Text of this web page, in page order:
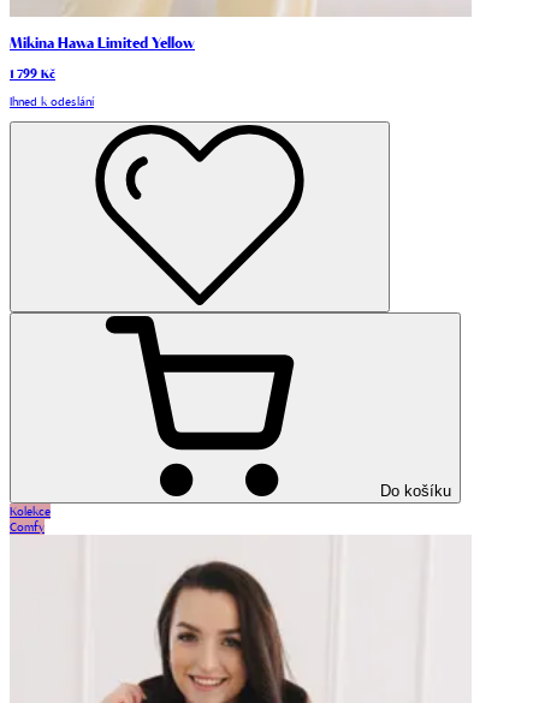
Mikina Hawa Limited Yellow
1 799 Kč
Ihned k odeslání
Do košíku
Kolekce
Comfy